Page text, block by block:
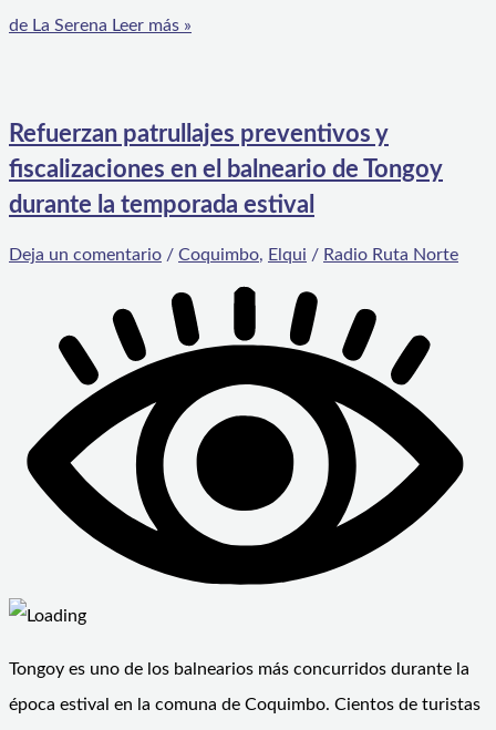
de La Serena Leer más »
Refuerzan patrullajes preventivos y
fiscalizaciones en el balneario de Tongoy
durante la temporada estival
Deja un comentario / Coquimbo, Elqui / Radio Ruta Norte
Tongoy es uno de los balnearios más concurridos durante la
época estival en la comuna de Coquimbo. Cientos de turistas